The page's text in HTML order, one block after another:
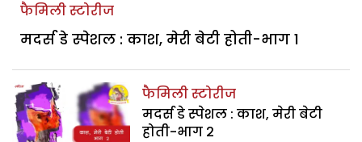
फैमिली स्टोरीज
मदर्स डे स्पेशल : काश, मेरी बेटी होती-भाग 1
फैमिली स्टोरीज
मदर्स डे स्पेशल : काश, मेरी बेटी
होती-भाग 2